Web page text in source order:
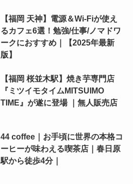
【福岡 天神】電源＆Wi-Fiが使え
るカフェ6選！勉強/仕事/ノマドワ
ークにおすすめ｜【2025年最新
版】
【福岡 桜並木駅】焼き芋専門店
『ミツイモタイムMITSUIMO
TIME』が遂に登場 ｜無人販売店
44 coffee｜お手頃に世界の本格コ
ーヒーが味わえる喫茶店｜春日原
駅から徒歩4分｜